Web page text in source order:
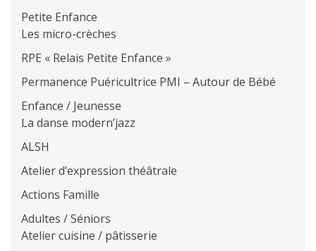
Petite Enfance
Les micro-crèches
RPE « Relais Petite Enfance »
Permanence Puéricultrice PMI – Autour de Bébé
Enfance / Jeunesse
La danse modern’jazz
ALSH
Atelier d’expression théâtrale
Actions Famille
Adultes / Séniors
Atelier cuisine / pâtisserie